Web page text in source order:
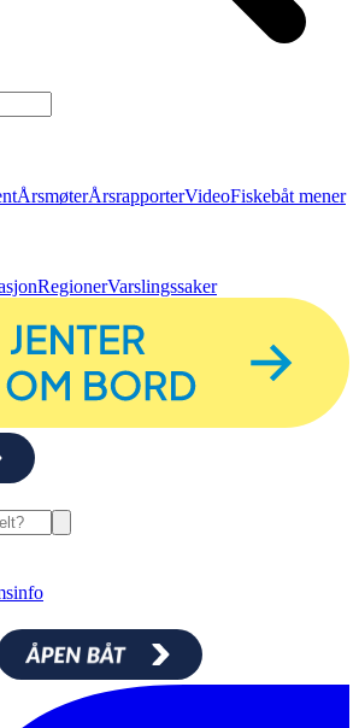
ÅrsmøterÅrsrapporterVideoFiskebåt mener
RegionerVarslingssaker